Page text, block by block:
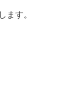
ます。